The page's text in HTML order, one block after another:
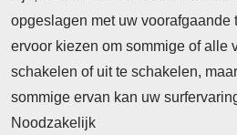
opgeslagen met uw voorafgaande
ervoor kiezen om sommige of alle
schakelen of uit te schakelen,
sommige ervan kan uw
Noodzakelijk
Neem contact op
Algemene
Cookieverklaring
Privacyverklaring